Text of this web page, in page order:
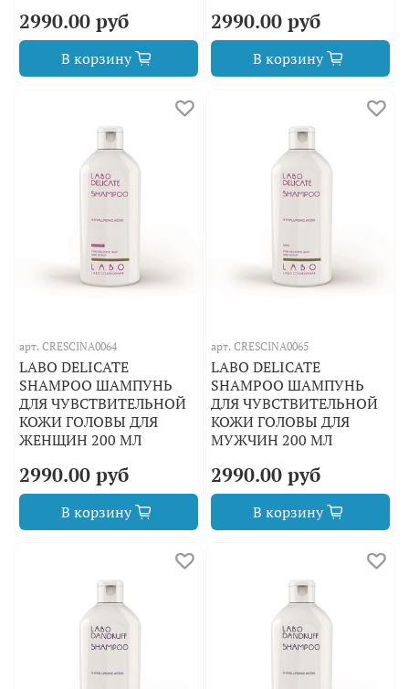
2990.00 руб
В корзину
2990.00 руб
В корзину
арт. CRESCINA0064
LABO DELICATE
SHAMPOO ШАМПУНЬ
ДЛЯ ЧУВСТВИТЕЛЬНОЙ
КОЖИ ГОЛОВЫ ДЛЯ
ЖЕНЩИН 200 МЛ
2990.00 руб
В корзину
арт. CRESCINA0065
LABO DELICATE
SHAMPOO ШАМПУНЬ
ДЛЯ ЧУВСТВИТЕЛЬНОЙ
КОЖИ ГОЛОВЫ ДЛЯ
МУЖЧИН 200 МЛ
2990.00 руб
В корзину